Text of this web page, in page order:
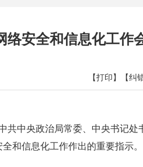
络安全和信息化工作
【打印】 【纠
共中央政治局常委、中央书记
和信息化工作作出的重要指示。